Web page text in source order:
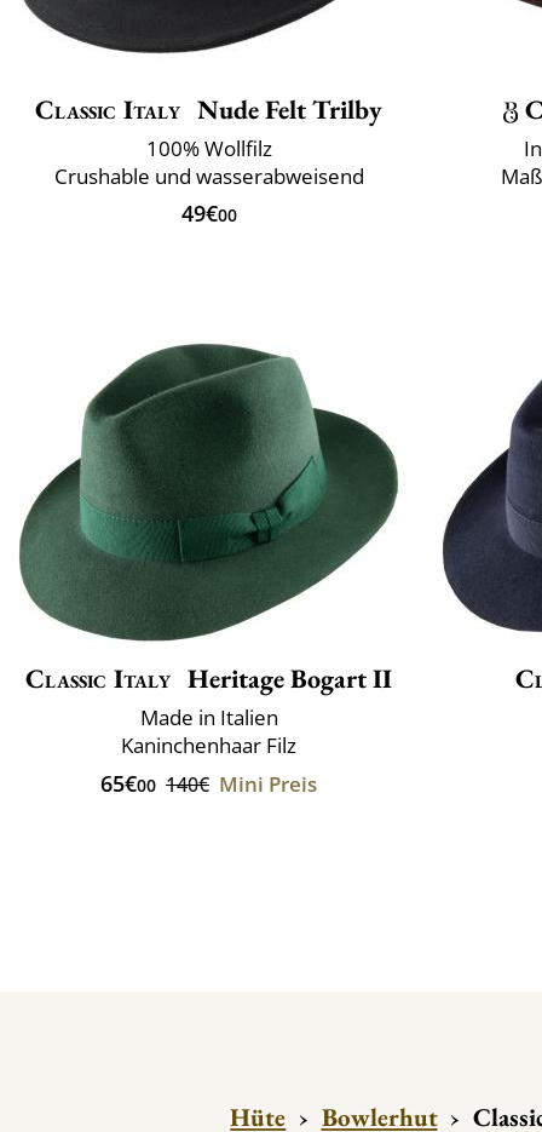
Classic Italy Nude Felt Trilby
100% Wollfilz
Crushable und wasserabweisend
49€00
Classic Italy Heritage Bogart II
Made in Italien
Kaninchenhaar Filz
65€00 140€ Mini Preis
Hüte › Bowlerhut ›